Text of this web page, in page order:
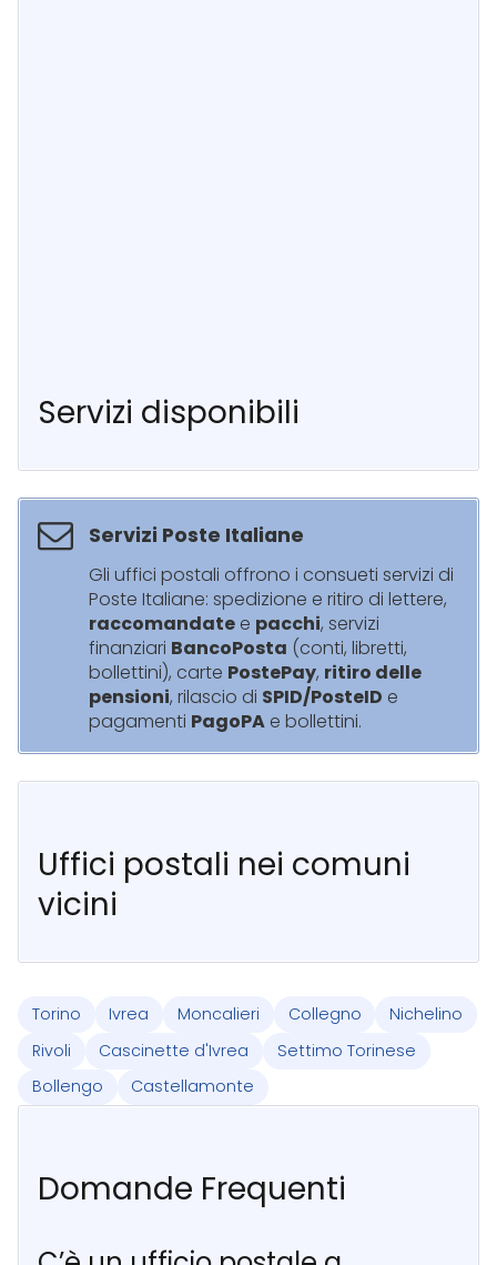
Servizi disponibili
Servizi Poste Italiane
Gli uffici postali offrono i consueti servizi di
Poste Italiane: spedizione e ritiro di lettere,
raccomandate e pacchi, servizi
finanziari BancoPosta (conti, libretti,
bollettini), carte PostePay, ritiro delle
pensioni, rilascio di SPID/PosteID e
pagamenti PagoPA e bollettini.
Uffici postali nei comuni
vicini
Torino Ivrea Moncalieri Collegno
Nichelino
Rivoli
Cascinette d'Ivrea
Settimo Torinese
Bollengo
Castellamonte
Domande Frequenti